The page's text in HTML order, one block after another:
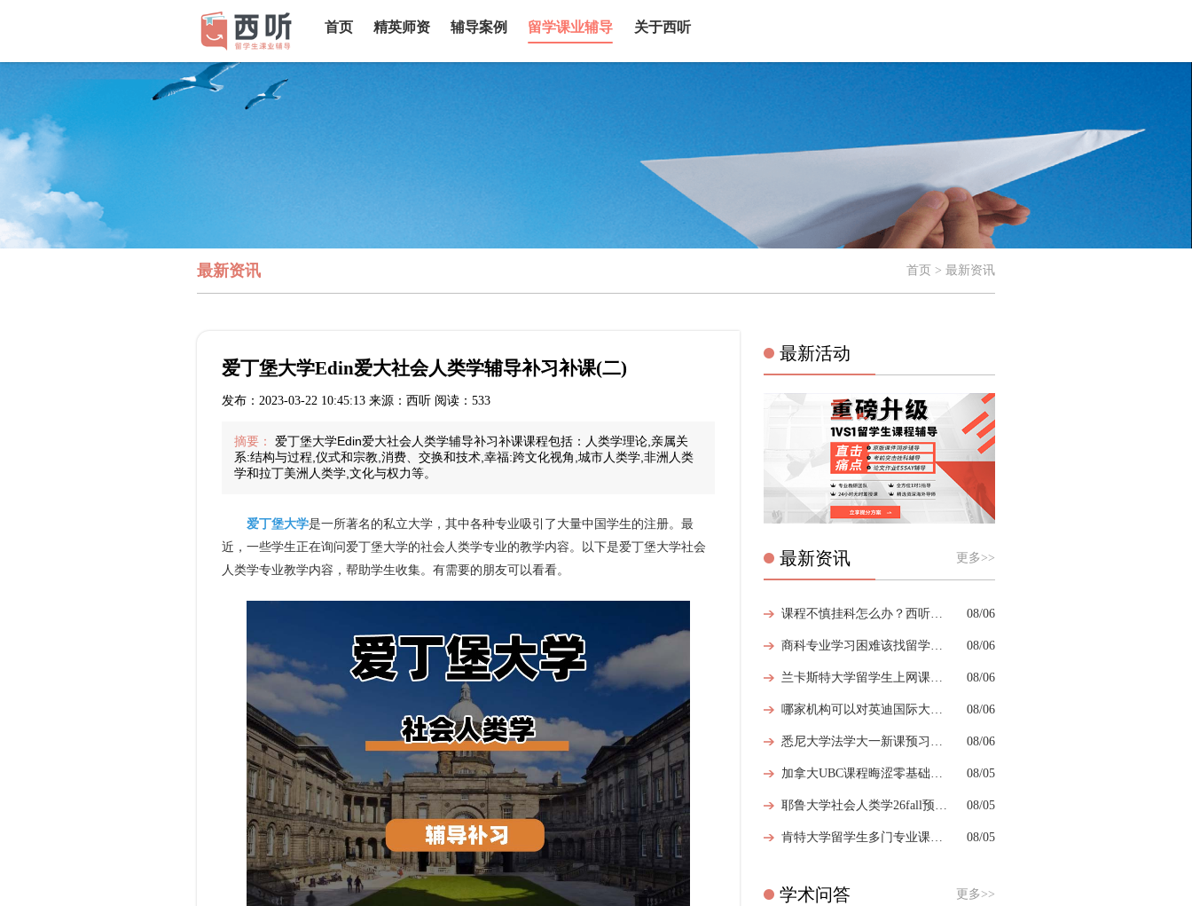
首页 精英师资 辅导案例 留学课业辅导 关于西听
最新资讯 首页 > 最新资讯
爱丁堡大学Edin爱大社会人类学辅导补习补课(二)
发布：2023-03-22 10:45:13 来源：西听 阅读：533
摘要：
爱丁堡大学Edin爱大社会人类学辅导补习补课课程包括：人类学理论,亲属关
系:结构与过程,仪式和宗教,消费、交换和技术,幸福:跨文化视角,城市人类学,非洲人类
学和拉丁美洲人类学,文化与权力等。
爱丁堡大学是一所著名的私立大学，其中各种专业吸引了大量中国学生的注册。最
近，一些学生正在询问爱丁堡大学的社会人类学专业的教学内容。以下是爱丁堡大学社会
人类学专业教学内容，帮助学生收集。有需要的朋友可以看看。
最新活动
最新资讯 更多>>
08/06
08/06
08/06
08/06
08/06
08/05
08/05
08/05
学术问答 更多>>